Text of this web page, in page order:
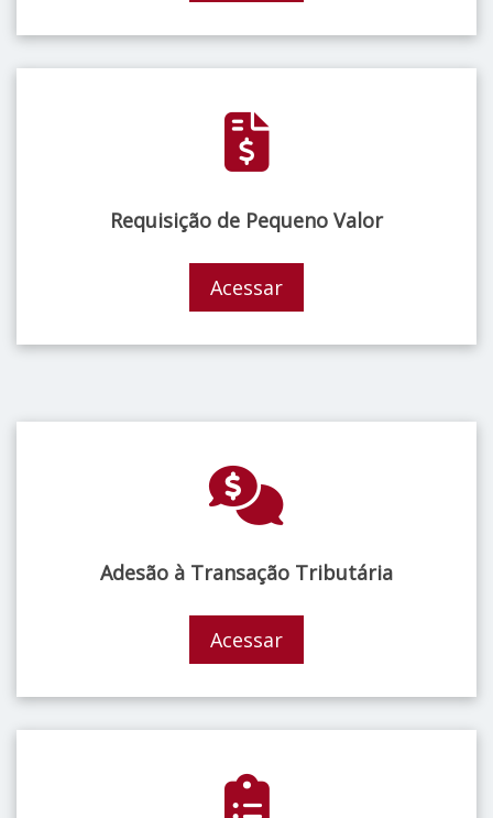
Requisição de Pequeno Valor
Acessar
Adesão à Transação Tributária
Acessar